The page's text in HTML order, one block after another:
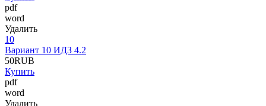
pdf
word
Удалить
10
Вариант 10 ИДЗ 4.2
50RUB
Купить
pdf
word
Удалить